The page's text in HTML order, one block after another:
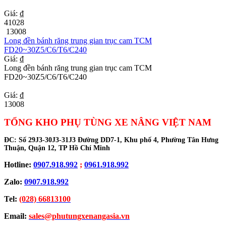
Giá: ₫
41028
13008
Long đền bánh răng trung gian trục cam TCM
FD20~30Z5/C6/T6/C240
Giá: ₫
Long đền bánh răng trung gian trục cam TCM
FD20~30Z5/C6/T6/C240
Giá: ₫
13008
TỔNG KHO PHỤ TÙNG XE NÂNG VIỆT NAM
ĐC: Số 29J3-30J3-31J3 Đường DD7-1, Khu phố 4, Phường Tân Hưng
Thuận, Quận 12, TP Hồ Chí Minh
Hotline: 0907.918.992 ; 0961.918.992
Zalo: 0907.918.992
Tel: (028) 66813100
Email: sales@phutungxenangasia.vn